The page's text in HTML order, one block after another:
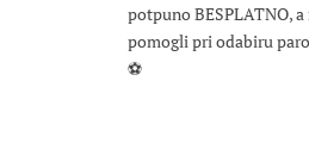
potpuno BESPLATNO,
pomogli pri odabiru
⚽